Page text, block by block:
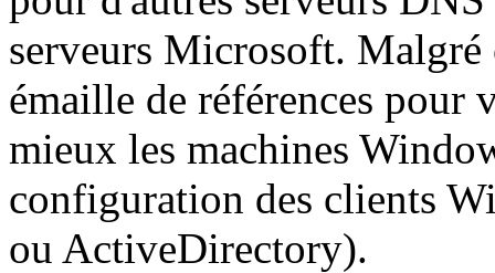
serveurs Microsoft. Malgré
émaille de références pour
mieux les machines
configuration des clients
ou ActiveDirectory).